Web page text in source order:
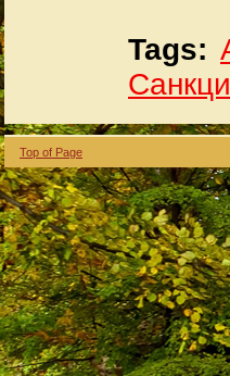
Tags:
Top of Page